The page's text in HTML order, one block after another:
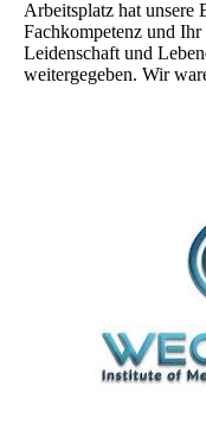
Arbeitsplatz hat unsere
Fachkompetenz und
Leidenschaft und
weitergegeben. Wir